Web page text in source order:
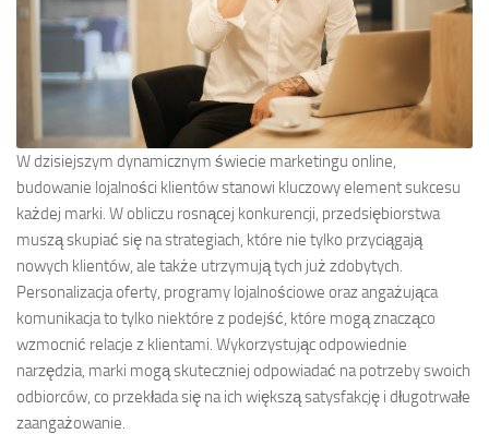
W dzisiejszym dynamicznym świecie marketingu online,
budowanie lojalności klientów stanowi kluczowy element sukcesu
każdej marki. W obliczu rosnącej konkurencji, przedsiębiorstwa
muszą skupiać się na strategiach, które nie tylko przyciągają
nowych klientów, ale także utrzymują tych już zdobytych.
Personalizacja oferty, programy lojalnościowe oraz angażująca
komunikacja to tylko niektóre z podejść, które mogą znacząco
wzmocnić relacje z klientami. Wykorzystując odpowiednie
narzędzia, marki mogą skuteczniej odpowiadać na potrzeby swoich
odbiorców, co przekłada się na ich większą satysfakcję i długotrwałe
zaangażowanie.